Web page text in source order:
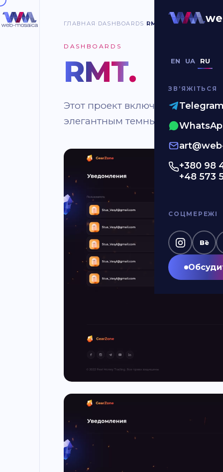
EN UA RU
ЗВʼЯЖІТЬСЯ
+380 98
+48 573
СОЦМЕРЕЖІ
Bē
ГЛАВНАЯ DASHBOARDS RMT
DASHBOARDS
RMT.
Этот проект включал
элегантным темным дизайном